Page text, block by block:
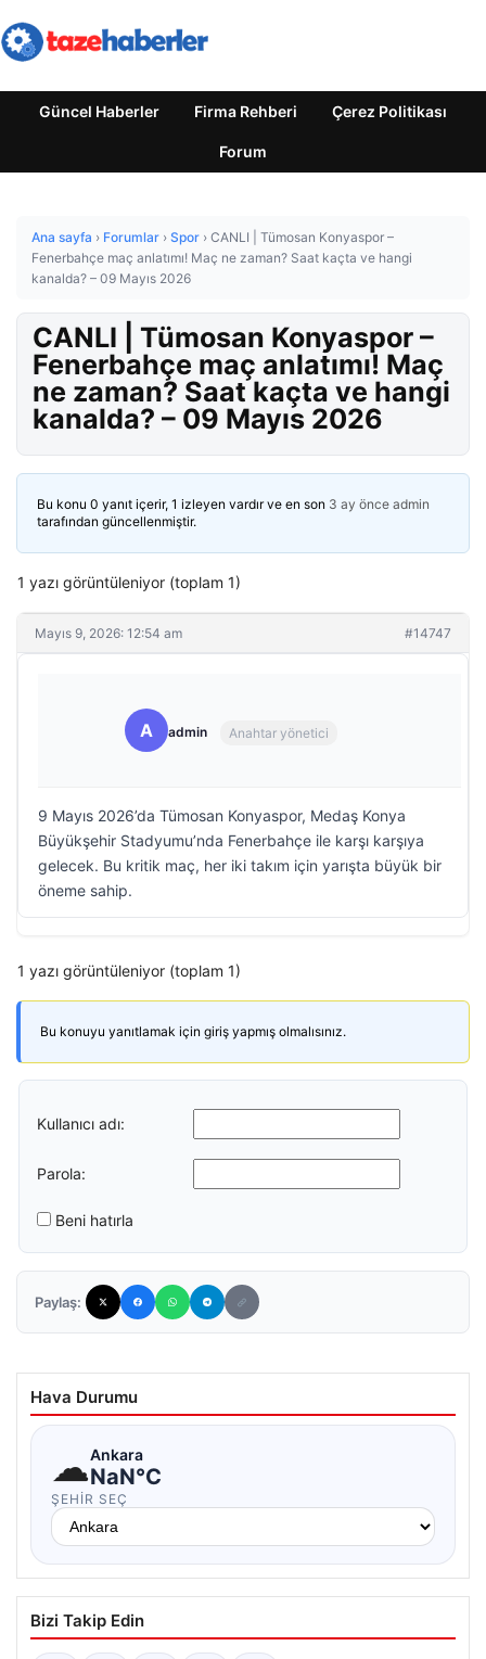
Güncel Haberler Firma Rehberi Çerez Politikası
Forum
Ana sayfa › Forumlar › Spor › CANLI | Tümosan Konyaspor –
Fenerbahçe maç anlatımı! Maç ne zaman? Saat kaçta ve hangi
kanalda? – 09 Mayıs 2026
CANLI | Tümosan Konyaspor –
Fenerbahçe maç anlatımı! Maç
ne zaman? Saat kaçta ve hangi
kanalda? – 09 Mayıs 2026
Bu konu 0 yanıt içerir, 1 izleyen vardır ve en son 3 ay önce admin
tarafından güncellenmiştir.
1 yazı görüntüleniyor (toplam 1)
Mayıs 9, 2026: 12:54 am #14747
A admin Anahtar yönetici
9 Mayıs 2026’da Tümosan Konyaspor, Medaş Konya
Büyükşehir Stadyumu’nda Fenerbahçe ile karşı karşıya
gelecek. Bu kritik maç, her iki takım için yarışta büyük bir
öneme sahip.
1 yazı görüntüleniyor (toplam 1)
Bu konuyu yanıtlamak için giriş yapmış olmalısınız.
Kullanıcı adı:
Parola:
Beni hatırla
Paylaş:
Hava Durumu
☁Ankara
NaN°C
ŞEHIR SEÇ
Bizi Takip Edin